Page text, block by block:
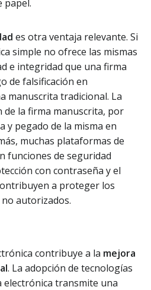
papel.
es otra ventaja relevante. Si
simple no ofrece las mismas
e integridad que una firma
de falsificación en
manuscrita tradicional. La
de la firma manuscrita, por
y pegado de la misma en
muchas plataformas de
funciones de seguridad
con contraseña y el
a proteger los
autorizados.
contribuye a la mejora
. La adopción de tecnologías
electrónica transmite una